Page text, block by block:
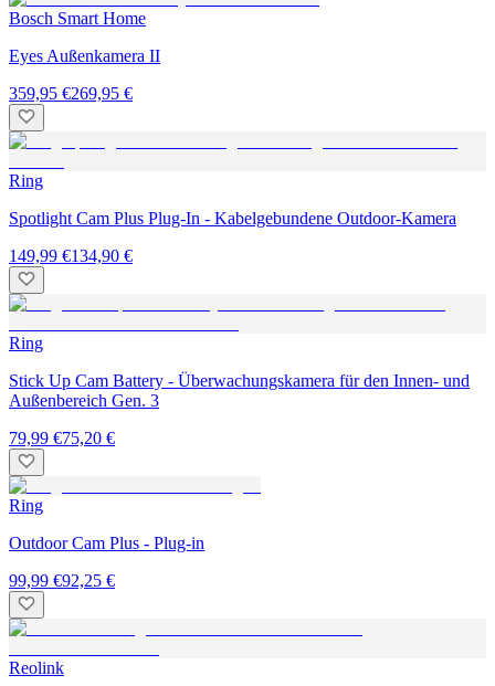
Bosch Smart Home
Eyes Außenkamera II
359,95 €269,95 €
Ring
Spotlight Cam Plus Plug-In - Kabelgebundene Outdoor-Kamera
149,99 €134,90 €
Ring
Stick Up Cam Battery - Überwachungskamera für den Innen- und
Außenbereich Gen. 3
79,99 €75,20 €
Ring
Outdoor Cam Plus - Plug-in
99,99 €92,25 €
Reolink